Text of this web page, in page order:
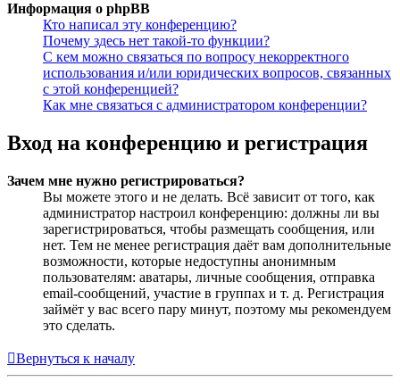
Информация о phpBB
Кто написал эту конференцию?
Почему здесь нет такой-то функции?
С кем можно связаться по вопросу некорректного
использования и/или юридических вопросов, связанных
с этой конференцией?
Как мне связаться с администратором конференции?
Вход на конференцию и регистрация
Зачем мне нужно регистрироваться?
Вы можете этого и не делать. Всё зависит от того, как
администратор настроил конференцию: должны ли вы
зарегистрироваться, чтобы размещать сообщения, или
нет. Тем не менее регистрация даёт вам дополнительные
возможности, которые недоступны анонимным
пользователям: аватары, личные сообщения, отправка
email-сообщений, участие в группах и т. д. Регистрация
займёт у вас всего пару минут, поэтому мы рекомендуем
это сделать.
Вернуться к началу